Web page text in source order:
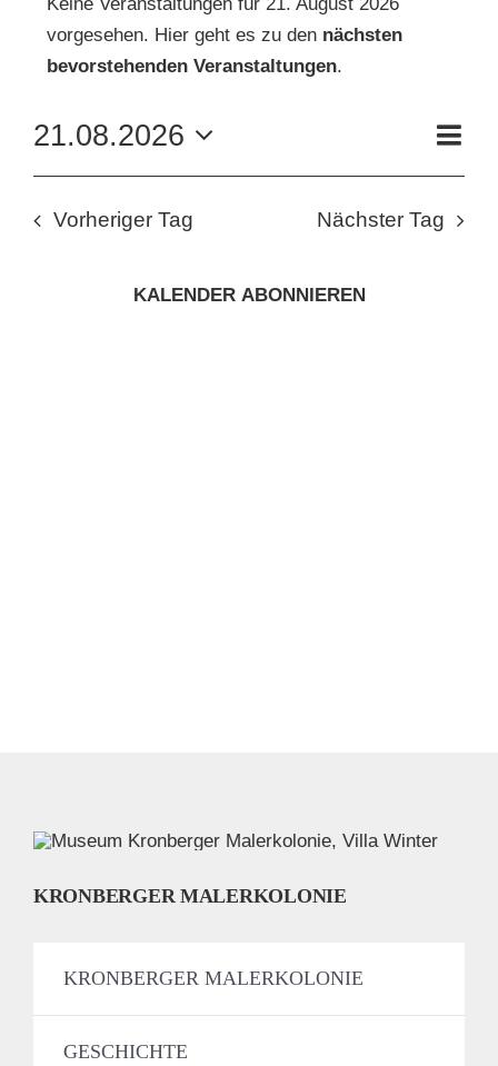
KUNSTSCHULE
KRONBERGER MALERKOLONIE
NACH:
FÜR
AUGUST
2026
Hinweis
vorgesehen. Hier geht es zu den nächsten
bevorstehenden Veranstaltungen.
Tag
21.08.2026
Datum
Vorheriger Tag Nächster Tag
KALENDER ABONNIEREN
KRONBERGER MALERKOLONIE
KRONBERGER MALERKOLONIE
GESCHICHTE